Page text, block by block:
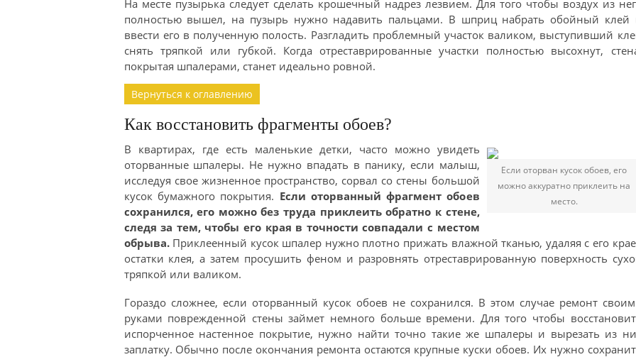
На месте пузырька следует сделать крошечный надрез лезвием. Для того чтобы воздух из
полностью вышел, на пузырь нужно надавить пальцами. В шприц набрать обойный клей
ввести его в полученную полость. Разгладить проблемный участок валиком, выступивший
снять тряпкой или губкой. Когда отреставрированные участки полностью высохнут,
покрытая шпалерами, станет идеально ровной.
Вернуться к оглавлению
Как восстановить фрагменты обоев?
Если оторван кусок обоев, его
можно аккуратно приклеить на
место.
В квартирах, где есть маленькие детки, часто можно увидеть
оторванные шпалеры. Не нужно впадать в панику, если малыш,
исследуя свое жизненное пространство, сорвал со стены большой
кусок бумажного покрытия. Если оторванный фрагмент обоев
сохранился, его можно без труда приклеить обратно к стене,
следя за тем, чтобы его края в точности совпадали с местом
обрыва. Приклеенный кусок шпалер нужно плотно прижать влажной тканью, удаляя с его
остатки клея, а затем просушить феном и разровнять отреставрированную поверхность
тряпкой или валиком.
Гораздо сложнее, если оторванный кусок обоев не сохранился. В этом случае ремонт
руками поврежденной стены займет немного больше времени. Для того чтобы
испорченное настенное покрытие, нужно найти точно такие же шпалеры и вырезать из
заплатку. Обычно после окончания ремонта остаются крупные куски обоев. Их нужно